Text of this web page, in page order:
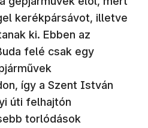
kerékpársávot, illetve
ki. Ebben az
felé csak egy
így a Szent István
úti felhajtón
torlódások